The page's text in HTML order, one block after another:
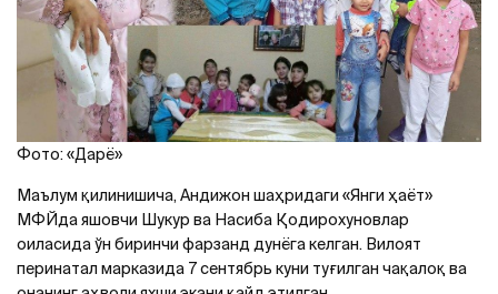
Фото: «Дарё»
Маълум қилинишича, Андижон шаҳридаги «Янги ҳаёт»
МФЙда яшовчи Шукур ва Насиба Қодирохуновлар
оиласида ўн биринчи фарзанд дунёга келган. Вилоят
перинатал марказида 7 сентябрь куни туғилган чақалоқ ва